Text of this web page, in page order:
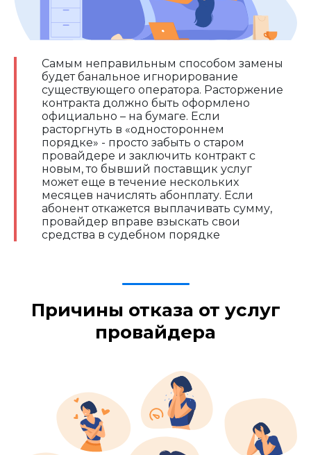
Самым неправильным способом замены
будет банальное игнорирование
существующего оператора. Расторжение
контракта должно быть оформлено
официально – на бумаге. Если
расторгнуть в «одностороннем
порядке» - просто забыть о старом
провайдере и заключить контракт с
новым, то бывший поставщик услуг
может еще в течение нескольких
месяцев начислять абонплату. Если
абонент откажется выплачивать сумму,
провайдер вправе взыскать свои
средства в судебном порядке
Причины отказа от услуг
провайдера